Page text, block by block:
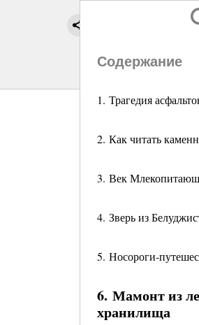
Содержание
1. Трагедия
2. Как читать
3. Век
4. Зверь из
5. Носороги-
6. Мамонт из
хранилища